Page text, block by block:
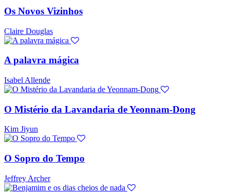
Os Novos Vizinhos
Claire Douglas
A palavra mágica
Isabel Allende
O Mistério da Lavandaria de Yeonnam-Dong
Kim Jiyun
O Sopro do Tempo
Jeffrey Archer